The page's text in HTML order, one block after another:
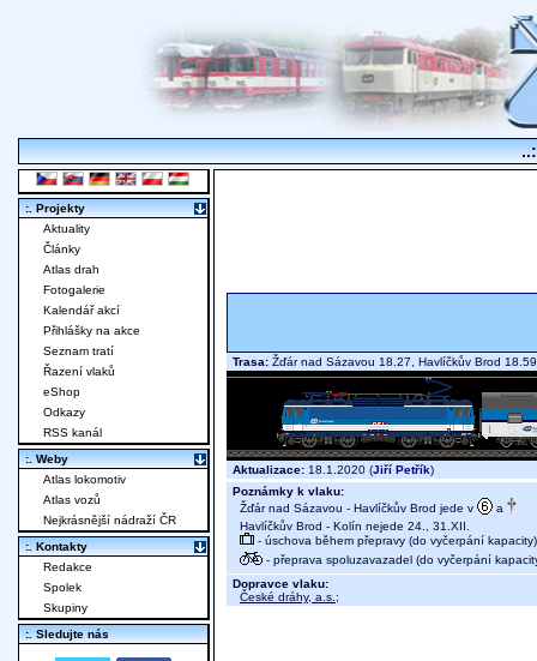
Trasa: Žďár nad Sázavou 18.27, Havlíčkův Brod
Aktualizace: 18.1.2020 (Jiří Petřík)
Poznámky k vlaku:
Žďár nad Sázavou - Havlíčkův Brod jede v
a
Havlíčkův Brod - Kolín nejede 24., 31.XII.
- úschova během přepravy (do vyčerpání kapacity)
- přeprava spoluzavazadel (do vyčerpání
Dopravce vlaku:
České dráhy, a.s. ;
:. Projekty
Aktuality
Články
Atlas drah
Fotogalerie
Kalendář akcí
Přihlášky na akce
Seznam tratí
Řazení vlaků
eShop
Odkazy
RSS kanál
:. Weby
Atlas lokomotiv
Atlas vozů
Nejkrásnější nádraží ČR
:. Kontakty
Redakce
Spolek
Skupiny
:. Sledujte nás